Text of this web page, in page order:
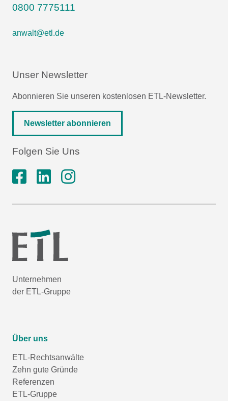
0800 7775111
anwalt@etl.de
Unser Newsletter
Abonnieren Sie unseren kostenlosen ETL-Newsletter.
Newsletter abonnieren
Folgen Sie Uns
Unternehmen
der ETL-Gruppe
Über uns
ETL-Rechtsanwälte
Zehn gute Gründe
Referenzen
ETL-Gruppe